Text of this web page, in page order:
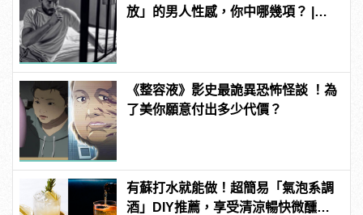
放」的男人性感，你中哪幾項？ |
《整容液》影史最詭異恐怖怪談 ！為
了美你願意付出多少代價？
有蘇打水就能做！超簡易「氣泡系調
酒」DIY推薦，享受清涼暢快微醺週